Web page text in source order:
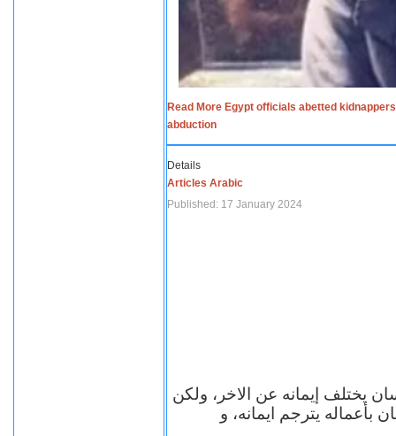
Read More Egypt officials abetted
abduction
Details
Articles Arabic
Published: 17 January 2024
يختلف إيمانه عن الاخر، ولكن
بأعماله يترجم ايمانه، و